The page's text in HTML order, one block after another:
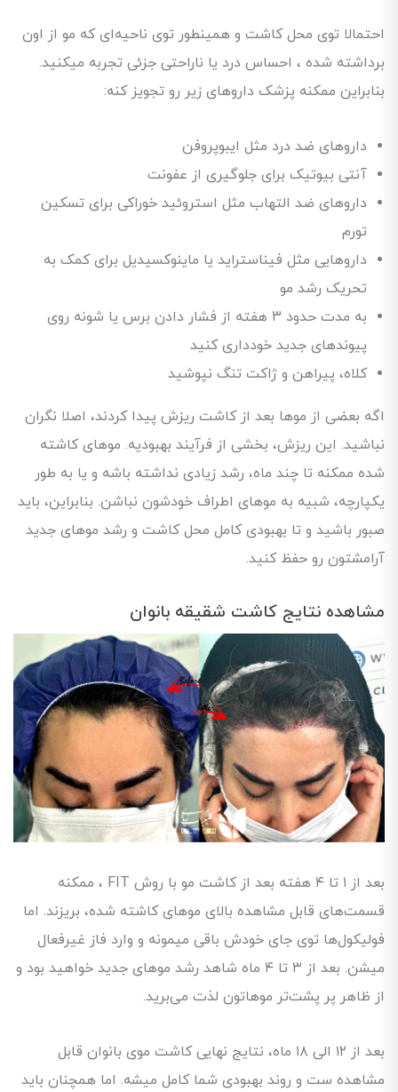
احتمالا توی محل کاشت و همینطور توی ناحیه‌ای که مو از اون
برداشته شده ، احساس درد یا ناراحتی جزئی تجربه میکنید.
بنابراین ممکنه پزشک داروهای زیر رو تجویز کنه:
داروهای ضد درد مثل ایبوپروفن
آنتی بیوتیک برای جلوگیری از عفونت
داروهای ضد التهاب مثل استروئید خوراکی برای تسکین
تورم
داروهایی مثل فیناستراید یا ماینوکسیدیل برای کمک به
تحریک رشد مو
به مدت حدود ۳ هفته از فشار دادن برس یا شونه روی
پیوندهای جدید خودداری کنید
کلاه، پیراهن و ژاکت تنگ نپوشید
اگه بعضی از موها بعد از کاشت ریزش پیدا کردند، اصلا نگران
نباشید. این ریزش، بخشی از فرآیند بهبودیه. موهای کاشته
شده ممکنه تا چند ماه، رشد زیادی نداشته باشه و یا به طور
یکپارچه، شبیه به موهای اطراف خودشون نباشن. بنابراین، باید
صبور باشید و تا بهبودی کامل محل کاشت و رشد موهای جدید
آرامشتون رو حفظ کنید.
مشاهده نتایج کاشت شقیقه بانوان
بعد از ۱ تا ۴ هفته بعد از کاشت مو با روش FIT ، ممکنه
قسمت‌های قابل مشاهده بالای موهای کاشته شده، بریزند. اما
فولیکول‌ها توی جای خودش باقی میمونه و وارد فاز غیرفعال
میشن. بعد از ۳ تا ۴ ماه شاهد رشد موهای جدید خواهید بود و
از ظاهر پر پشت‌تر موهاتون لذت می‌برید.
بعد از ۱۲ الی ۱۸ ماه، نتایج نهایی کاشت موی بانوان قابل
مشاهده ست و روند بهبودی شما کامل میشه. اما همچنان باید